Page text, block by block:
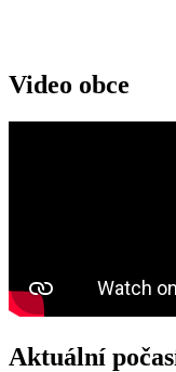
Video obce
Aktuální